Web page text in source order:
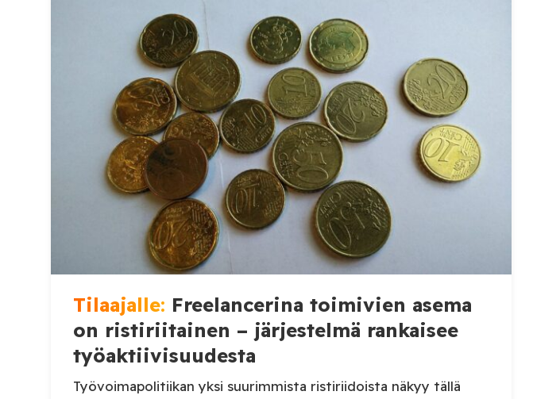
Tilaajalle: Freelancerina toimivien asema
on ristiriitainen – järjestelmä rankaisee
työaktiivisuudesta
Työvoimapolitiikan yksi suurimmista ristiriidoista näkyy tällä